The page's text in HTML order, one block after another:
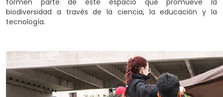
formen parte de este espacio que promueve la
biodiversidad a través de la ciencia, la educación y la
tecnología.